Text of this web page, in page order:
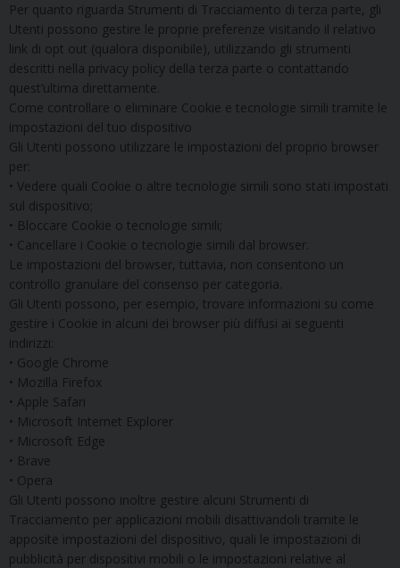
Per quanto riguarda Strumenti di Tracciamento di terza parte, gli
Utenti possono gestire le proprie preferenze visitando il relativo
link di opt out (qualora disponibile), utilizzando gli strumenti
descritti nella privacy policy della terza parte o contattando
quest’ultima direttamente.
Come controllare o eliminare Cookie e tecnologie simili tramite le
impostazioni del tuo dispositivo
Gli Utenti possono utilizzare le impostazioni del proprio browser
per:
• Vedere quali Cookie o altre tecnologie simili sono stati impostati
sul dispositivo;
• Bloccare Cookie o tecnologie simili;
• Cancellare i Cookie o tecnologie simili dal browser.
Le impostazioni del browser, tuttavia, non consentono un
controllo granulare del consenso per categoria.
Gli Utenti possono, per esempio, trovare informazioni su come
gestire i Cookie in alcuni dei browser più diffusi ai seguenti
indirizzi:
• Google Chrome
• Mozilla Firefox
• Apple Safari
• Microsoft Internet Explorer
• Microsoft Edge
• Brave
• Opera
Gli Utenti possono inoltre gestire alcuni Strumenti di
Tracciamento per applicazioni mobili disattivandoli tramite le
apposite impostazioni del dispositivo, quali le impostazioni di
pubblicità per dispositivi mobili o le impostazioni relative al